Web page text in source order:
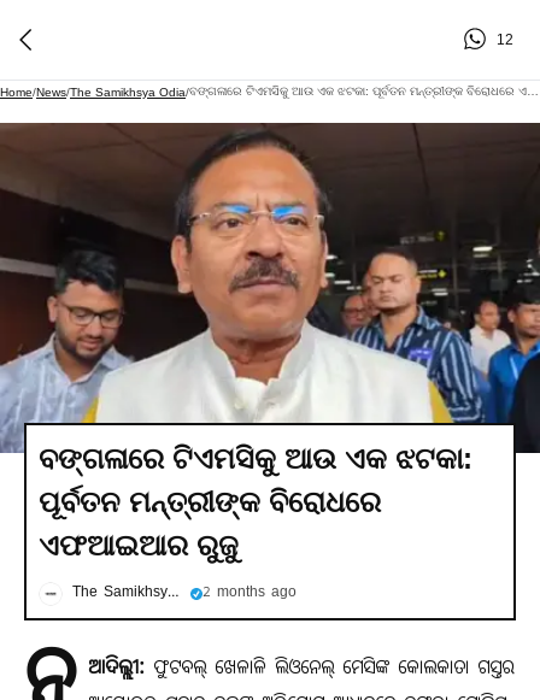
12
Home/News/The Samikhsya Odia/
ବଙ୍ଗଳାରେ ଟିଏମସିକୁ ଆଉ ଏକ ଝଟକା:
ପୂର୍ବତନ ମନ୍ତ୍ରୀଙ୍କ ବିରୋଧରେ
ଏଫଆଇଆର ରୁଜୁ
The Samikhsya Odia 2 months ago
ଆଦିଲ୍ଲୀ: ଫୁଟବଲ୍ ଖେଳାଳି ଲିଓନେଲ୍ ମେସିଙ୍କ କୋଲକାତା ଗସ୍ତର